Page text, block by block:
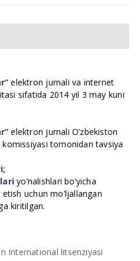
elektron jurnali va internet
sifatida 2014 yil 3 may kuni
elektron jurnali O’zbekiston
tomonidan tavsiya
yo’nalishlari bo’yicha
uchun mo’ljallangan
kiritilgan.
International litsenziyasi